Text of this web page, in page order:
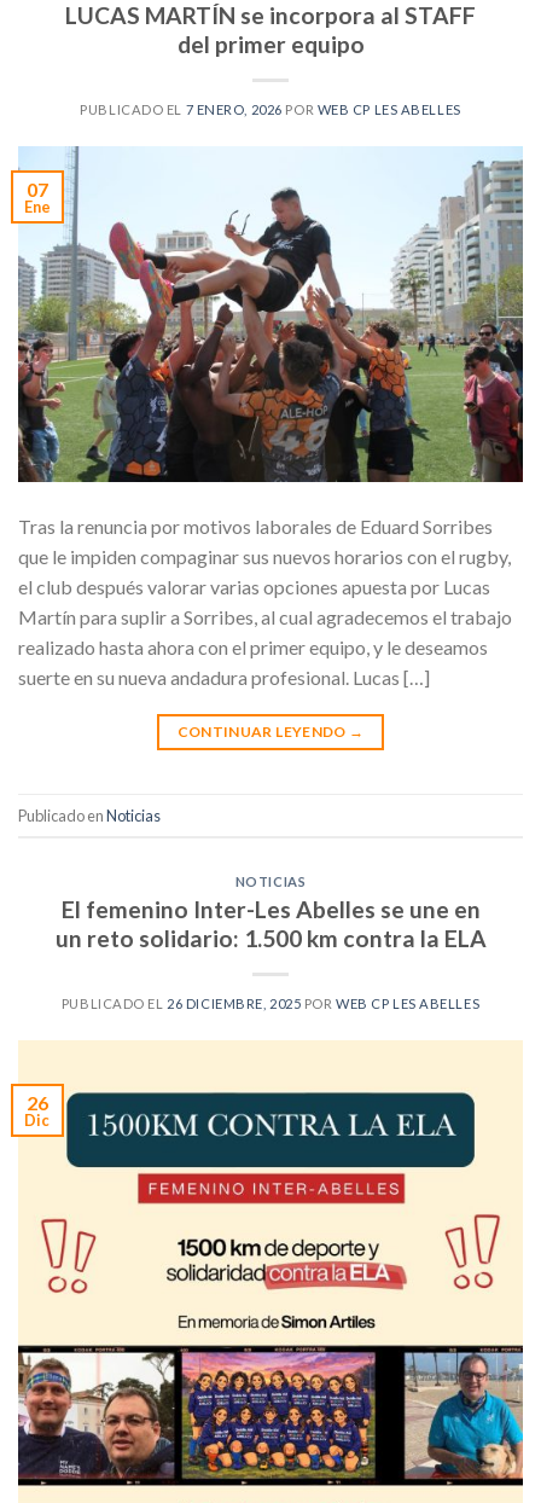
LUCAS MARTÍN se incorpora al STAFF
del primer equipo
PUBLICADO EL 7 ENERO, 2026 POR WEB CP LES ABELLES
07
Ene
Tras la renuncia por motivos laborales de Eduard Sorribes
que le impiden compaginar sus nuevos horarios con el rugby,
el club después valorar varias opciones apuesta por Lucas
Martín para suplir a Sorribes, al cual agradecemos el trabajo
realizado hasta ahora con el primer equipo, y le deseamos
suerte en su nueva andadura profesional. Lucas […]
CONTINUAR LEYENDO →
Publicado enNoticias
NOTICIAS
El femenino Inter-Les Abelles se une en
un reto solidario: 1.500 km contra la ELA
PUBLICADO EL 26 DICIEMBRE, 2025 PORWEB CP LES ABELLES
26
Dic